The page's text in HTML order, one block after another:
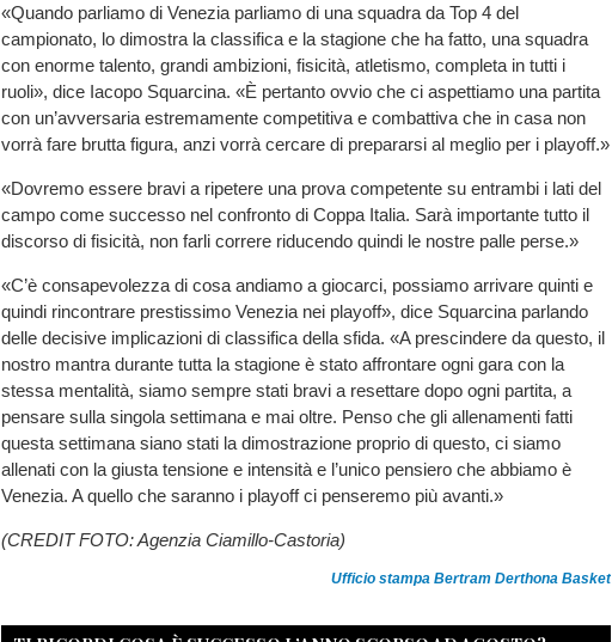
«Quando parliamo di Venezia parliamo di una squadra da Top 4 del
campionato, lo dimostra la classifica e la stagione che ha fatto, una squadra
con enorme talento, grandi ambizioni, fisicità, atletismo, completa in tutti i
ruoli», dice Iacopo Squarcina. «È pertanto ovvio che ci aspettiamo una partita
con un’avversaria estremamente competitiva e combattiva che in casa non
vorrà fare brutta figura, anzi vorrà cercare di prepararsi al meglio per i playoff.»
«Dovremo essere bravi a ripetere una prova competente su entrambi i lati del
campo come successo nel confronto di Coppa Italia. Sarà importante tutto il
discorso di fisicità, non farli correre riducendo quindi le nostre palle perse.»
«C’è consapevolezza di cosa andiamo a giocarci, possiamo arrivare quinti e
quindi rincontrare prestissimo Venezia nei playoff», dice Squarcina parlando
delle decisive implicazioni di classifica della sfida. «A prescindere da questo, il
nostro mantra durante tutta la stagione è stato affrontare ogni gara con la
stessa mentalità, siamo sempre stati bravi a resettare dopo ogni partita, a
pensare sulla singola settimana e mai oltre. Penso che gli allenamenti fatti
questa settimana siano stati la dimostrazione proprio di questo, ci siamo
allenati con la giusta tensione e intensità e l’unico pensiero che abbiamo è
Venezia. A quello che saranno i playoff ci penseremo più avanti.»
(CREDIT FOTO: Agenzia Ciamillo-Castoria)
Ufficio stampa Bertram Derthona Basket